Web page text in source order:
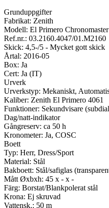
Grunduppgifter
Fabrikat: Zenith
Modell: El Primero
Ref.nr.: 03.2160.4047/01.M2160
Skick: 4,5-/5 - Mycket gott skick
Årtal: 2016-05
Box: Ja
Cert: Ja (IT)
Urverk
Urverkstyp: Mekaniskt,
Kaliber: Zenith El Primero 4061
Funktioner: Sekundvisare
Dag/natt-indikator
Gångreserv: ca 50 h
Kronometer: Ja, COSC
Boett
Typ: Herr, Dress/Sport
Material: Stål
Bakboett: Stål/safiglas
Mått Øxbxh: 45 x - x -
Färg: Borstat/Blankpolerat stål
Krona: Ej skruvad
Vattensk.: 50 m